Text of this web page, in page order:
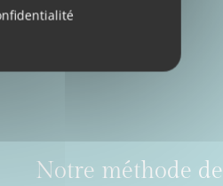
Notre méthode de